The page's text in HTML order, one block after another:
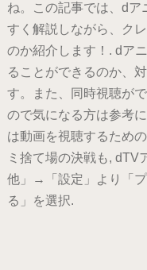
ね。この記事では、dア
すく解説しながら、ク
のか紹介します！. dア
ることができるのか、
す。また、同時視聴が
ので気になる方は参考
は動画を視聴するため
ミ捨て場の決戦も, dTV
他」→「設定」より「
る」を選択.